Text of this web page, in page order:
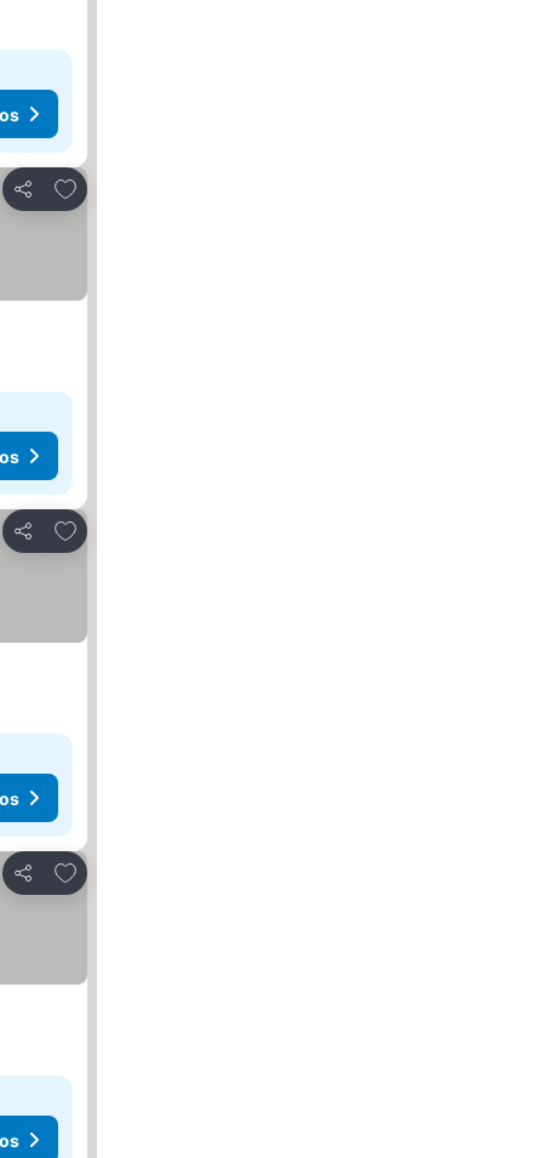
Partilhar
Adicionar aos favoritos
Partilhar
Adicionar aos favoritos
Partilhar
Adicionar aos favoritos